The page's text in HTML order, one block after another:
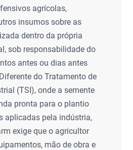
agrícolas,
insumos sobre as
dentro da própria
sob responsabilidade do
antes ou dias antes
do Tratamento de
(TSI), onde a semente
pronta para o plantio
aplicadas pela indústria,
exige que o agricultor
mão de obra e